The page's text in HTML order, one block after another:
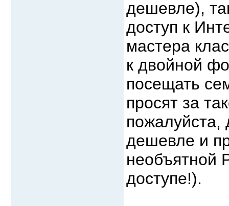
дешевле),
доступ к
мастера
к двойной
посещать
просят за
пожалуйста,
дешевле и
необъятной
доступе!).